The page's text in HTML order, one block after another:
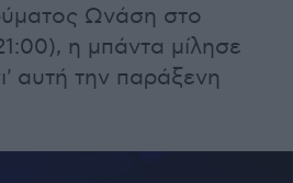
Ωνάση στο
η μπάντα μίλησε
αυτή την παράξενη